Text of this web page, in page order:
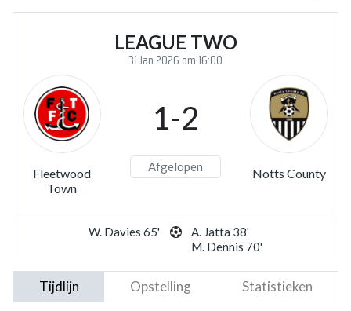
LEAGUE TWO
31 Jan 2026 om 16:00
Fleetwood
Town
1-2
Afgelopen Notts County
W. Davies 65'
A. Jatta 38'
M. Dennis 70'
Tijdlijn Opstelling Statistieken